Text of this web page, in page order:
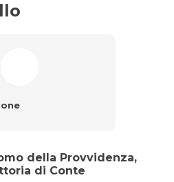
della Provvidenza,
di Conte